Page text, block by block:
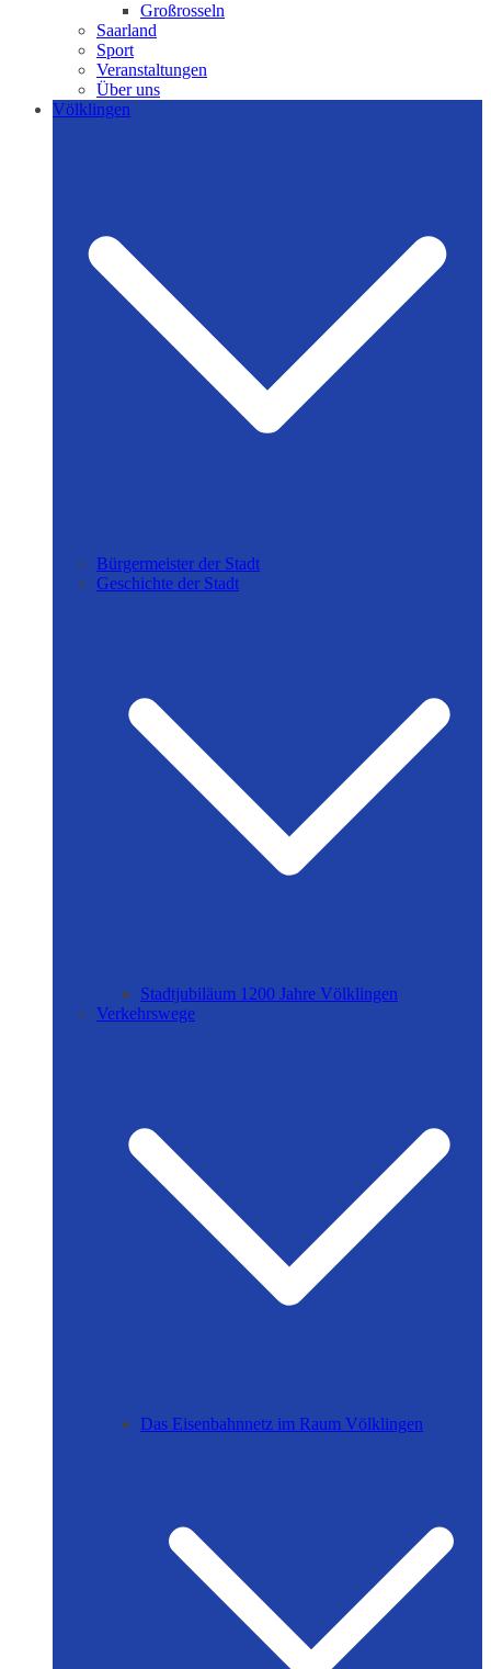
Großrosseln
Saarland
Sport
Veranstaltungen
Über uns
Völklingen
Bürgermeister der Stadt
Geschichte der Stadt
Stadtjubiläum 1200 Jahre Völklingen
Verkehrswege
Das Eisenbahnnetz im Raum Völklingen